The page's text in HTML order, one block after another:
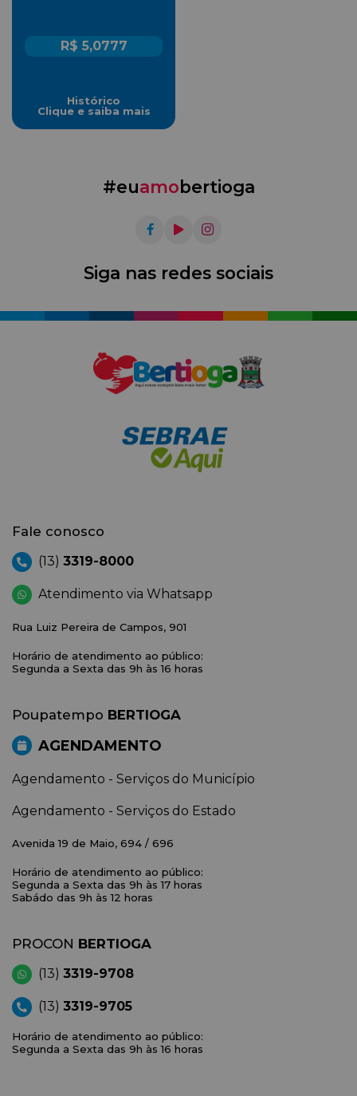
R$ 5,0777
Histórico
Clique e saiba mais
#euamobertioga
Siga nas redes sociais
Fale conosco
(13) 3319-8000
Atendimento via Whatsapp
Rua Luiz Pereira de Campos, 901
Horário de atendimento ao público:
Segunda a Sexta das 9h às 16 horas
Poupatempo BERTIOGA
AGENDAMENTO
Agendamento - Serviços do Município
Agendamento - Serviços do Estado
Avenida 19 de Maio, 694 / 696
Horário de atendimento ao público:
Segunda a Sexta das 9h às 17 horas
Sabádo das 9h às 12 horas
PROCON BERTIOGA
(13) 3319-9708
(13) 3319-9705
Horário de atendimento ao público:
Segunda a Sexta das 9h às 16 horas